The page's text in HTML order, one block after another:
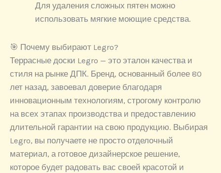
Для удаления сложных пятен можно
использовать мягкие моющие средства.
🎯 Почему выбирают Legro?
Террасные доски Legro — это эталон качества и
стиля на рынке ДПК. Бренд, основанный более 80
лет назад, завоевал доверие благодаря
инновационным технологиям, строгому контролю
на всех этапах производства и предоставлению
длительной гарантии на свою продукцию. Выбирая
Legro, вы получаете не просто отделочный
материал, а готовое дизайнерское решение,
которое будет радовать вас своей красотой и